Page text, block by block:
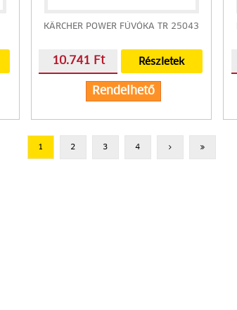
KÄRCHER POWER FÚVÓKA TR 25043
10.741 Ft Részletek
Rendelhető
1 2 3 4